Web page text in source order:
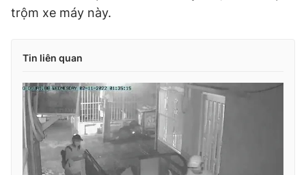
trộm xe máy này.
Tin liên quan